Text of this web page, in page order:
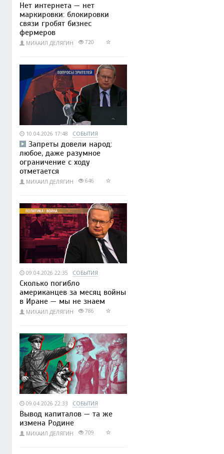
Нет интернета — нет
маркировки: блокировки
связи гробят бизнес
фермеров
МИХАИЛ ДЕЛЯГИН 720
10.04.2026 17:48 СОБЫТИЯ
Запреты довели народ:
любое, даже разумное
ограничение с ходу
отметается
МИХАИЛ ДЕЛЯГИН 646
09.04.2026 22:35 СОБЫТИЯ
Сколько погибло
американцев за месяц войны
в Иране — мы не знаем
МИХАИЛ ДЕЛЯГИН 786
09.04.2026 22:33 СОБЫТИЯ
Вывод капиталов — та же
измена Родине
МИХАИЛ ДЕЛЯГИН 709